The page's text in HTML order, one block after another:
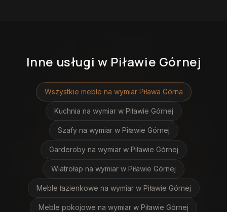
Inne usługi w Piławie Górnej
Wszystkie meble na wymiar Piława Górna
Kuchnia na wymiar w Piławie Górnej
Szafy na wymiar w Piławie Górnej
Garderoby na wymiar w Piławie Górnej
Wiatrołap na wymiar w Piławie Górnej
Meble łazienkowe na wymiar w Piławie Górnej
Meble pokojowe na wymiar w Piławie Górnej